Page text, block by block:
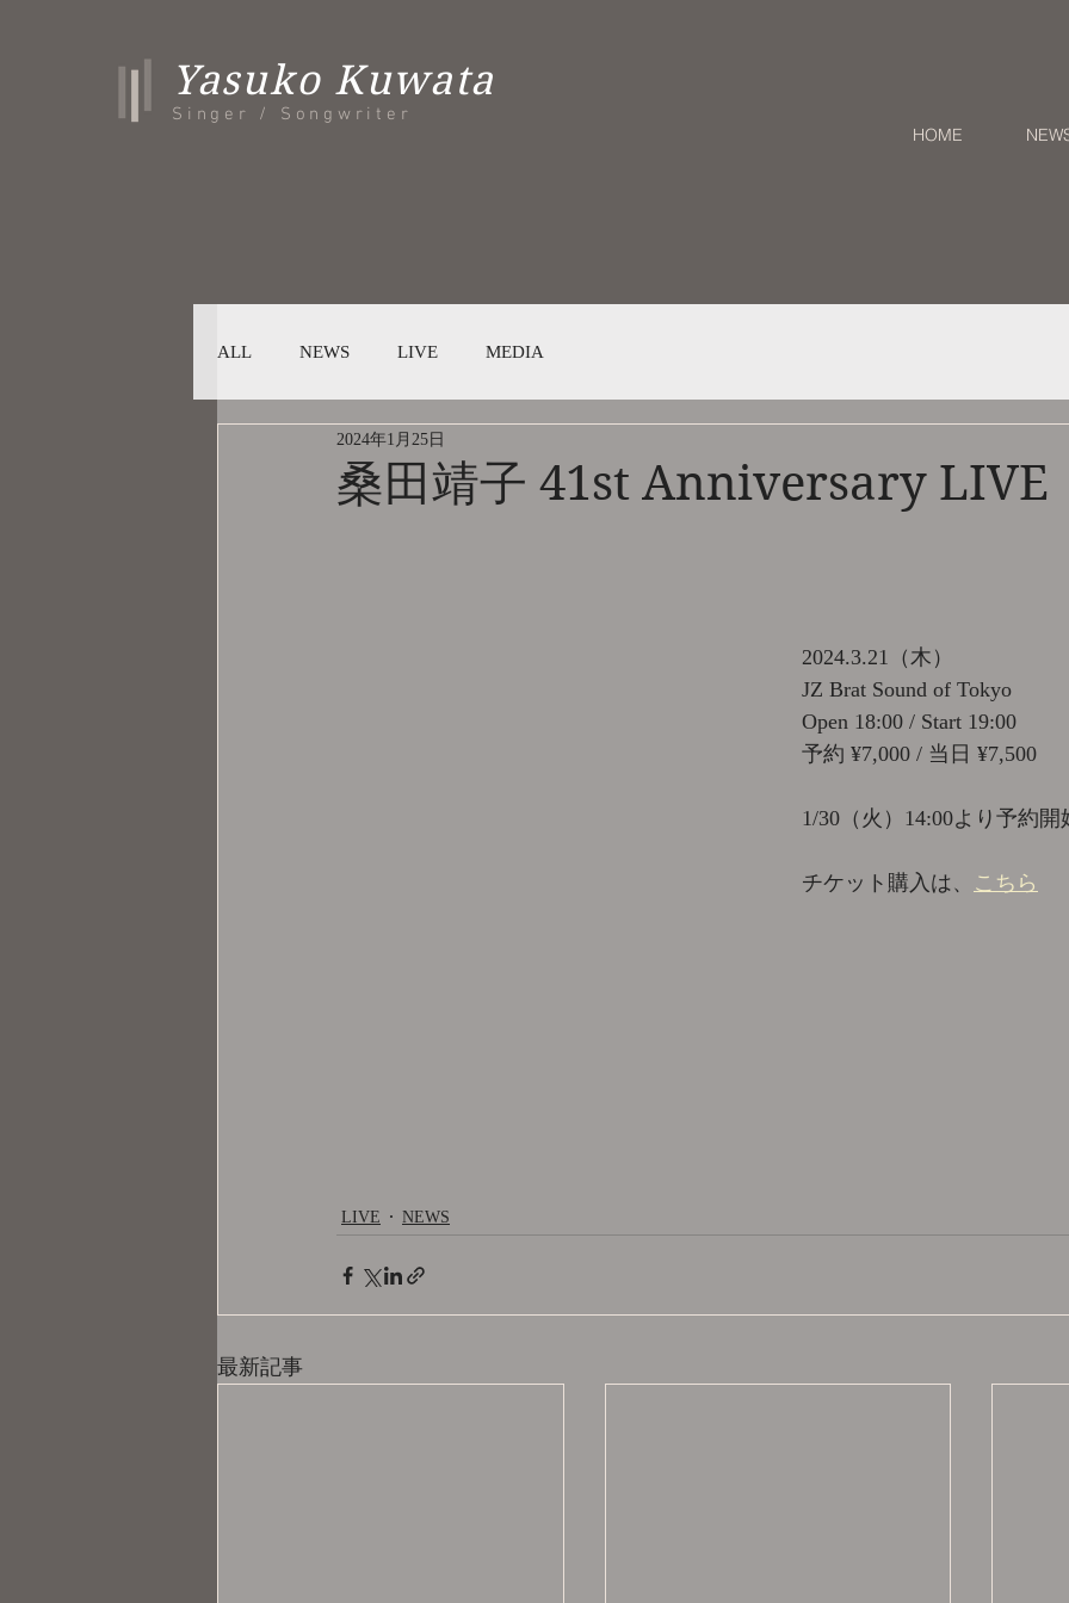
Yasuko Kuwata
Singer / Songwriter
HOME
ALL NEWS LIVE MEDIA
桑田靖子 41st Anniversary LIVE
2024年1月25日
2024.3.21（木）
JZ Brat Sound of Tokyo
Open 18:00 / Start 19:00
予約 ¥7,000 / 当日 ¥7,500
1/30（火）14:00より予約開
チケット購入は、 こちら
LIVE NEWS
最新記事